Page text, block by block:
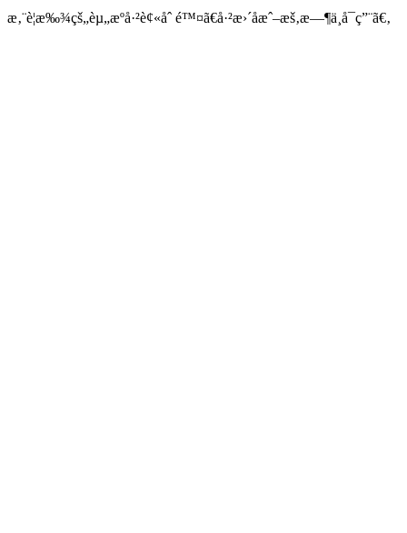
æ‚¨è¦æ‰¾çš„èµ„æºå·²è¢«åˆ é™¤ã€å·²æ›´åæˆ–æš‚æ—¶ä¸å¯ç”¨ã€‚